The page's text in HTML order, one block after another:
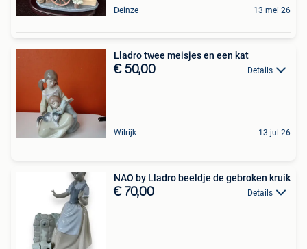
Deinze 13 mei 26
Lladro twee meisjes en een kat
€ 50,00 Details
Wilrijk 13 jul 26
NAO by Lladro beeldje de gebroken kruik
€ 70,00 Details